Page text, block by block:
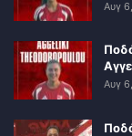
Αυγ
Αυγ